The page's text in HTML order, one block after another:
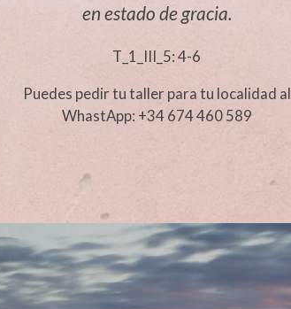
en estado de gracia.
T_1_III_5: 4-6
Puedes pedir tu taller para tu localidad al
WhastApp: +34 674 460 589